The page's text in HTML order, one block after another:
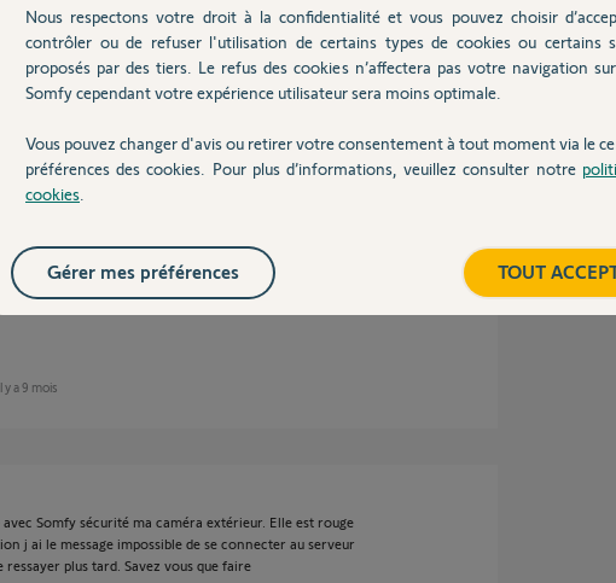
difficile à lire, il s'agit du :
mois
connectée.
il y a 9 mois
Somfy sécurité ma caméra extérieur. Elle est rouge
j ai le message impossible de se connecter au serveur
plus tard. Savez vous que faire
Nous respectons votre droit à la confidentialité et vous pouvez choisir
contrôler ou de refuser l'utilisation de certains types de cookies ou certains
proposés par des tiers. Le refus des cookies n’affectera pas votre navigation
Somfy cependant votre expérience utilisateur sera moins optimale.
Vous pouvez changer d'avis ou retirer votre consentement à tout moment via le
préférences des cookies. Pour plus d’informations, veuillez consulter notre
cookies
TOUT
Gérer mes préférences